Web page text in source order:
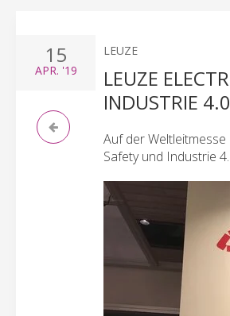
15
APR. '19
LEUZE
LEUZE
INDUSTRIE
Auf der
Safety und Industrie